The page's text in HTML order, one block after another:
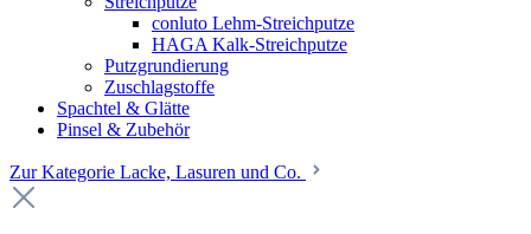
conluto Lehm-Streichputze
HAGA Kalk-Streichputze
Putzgrundierung
Zuschlagstoffe
Spachtel & Glätte
Pinsel & Zubehör
Zur Kategorie Lacke, Lasuren und Co.